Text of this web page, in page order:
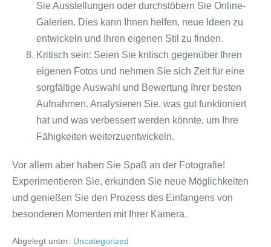
Sie Ausstellungen oder durchstöbern Sie Online-
Galerien. Dies kann Ihnen helfen, neue Ideen zu
entwickeln und Ihren eigenen Stil zu finden.
Kritisch sein: Seien Sie kritisch gegenüber Ihren
eigenen Fotos und nehmen Sie sich Zeit für eine
sorgfältige Auswahl und Bewertung Ihrer besten
Aufnahmen. Analysieren Sie, was gut funktioniert
hat und was verbessert werden könnte, um Ihre
Fähigkeiten weiterzuentwickeln.
Vor allem aber haben Sie Spaß an der Fotografie!
Experimentieren Sie, erkunden Sie neue Möglichkeiten
und genießen Sie den Prozess des Einfangens von
besonderen Momenten mit Ihrer Kamera.
Abgelegt unter: Uncategorized